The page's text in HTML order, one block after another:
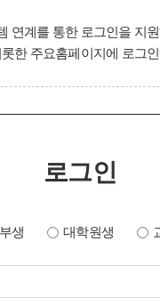
연계를 통한 로그인을 지
한 주요홈페이지에 로그
로그인
생 대학원생